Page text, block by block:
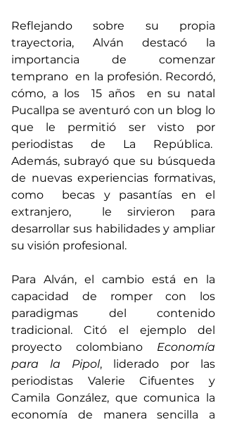
Reflejando sobre su propia
trayectoria, Alván destacó la
importancia de comenzar
temprano  en la profesión. Recordó,
cómo, a los  15 años  en su natal
Pucallpa se aventuró con un blog lo
que le permitió ser visto por
periodistas de La República.
Además, subrayó que su búsqueda
de nuevas experiencias formativas,
como  becas y pasantías en el
extranjero,  le sirvieron para
desarrollar sus habilidades y ampliar
su visión profesional.
Para Alván, el cambio está en la
capacidad de romper con los
paradigmas del contenido
tradicional. Citó el ejemplo del
proyecto colombiano Economía
para la Pipol, liderado por las
periodistas Valerie Cifuentes y
Camila González, que comunica la
economía de manera sencilla a